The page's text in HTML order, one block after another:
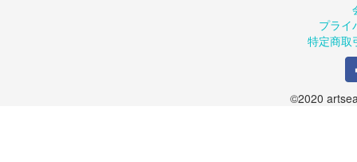
プライ
特定商取
©2020